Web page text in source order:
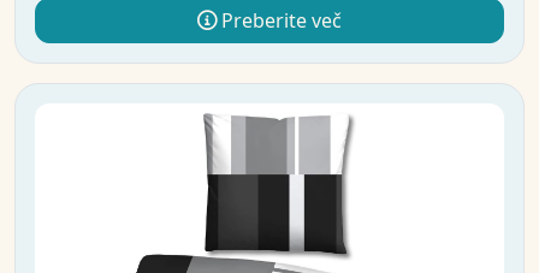
Preberite več